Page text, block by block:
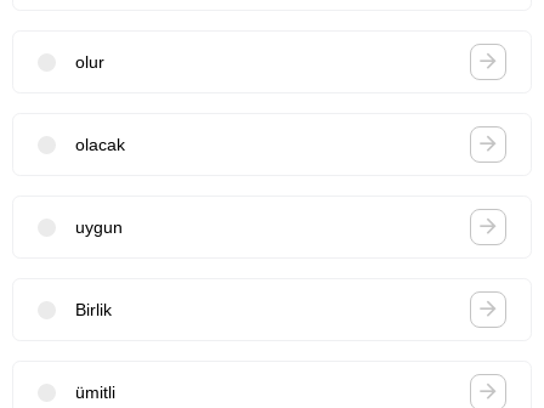
olur
olacak
uygun
Birlik
ümitli